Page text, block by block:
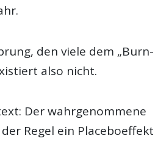
den viele dem „Burn-
also nicht.
Der wahrgenommene
Regel ein Placeboeffekt